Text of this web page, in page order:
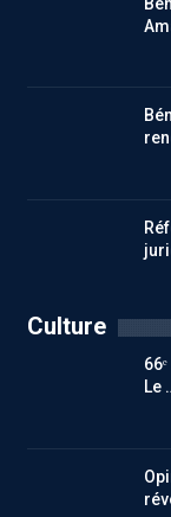
Culture
Le